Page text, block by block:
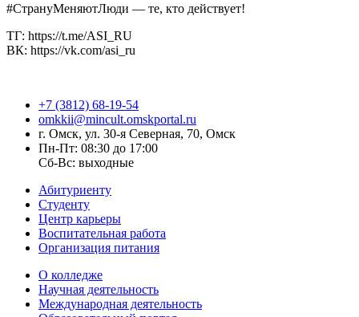
#СтрануМеняютЛюди — те, кто действует!
ТГ: https://t.me/ASI_RU
ВК: https://vk.com/asi_ru
+7 (3812) 68-19-54
omkkii@mincult.omskportal.ru
г. Омск, ул. 30-я Северная, 70, Омск
Пн-Пт: 08:30 до 17:00
Сб-Вс: выходные
Абитуриенту
Студенту
Центр карьеры
Воспитательная работа
Организация питания
О колледже
Научная деятельность
Международная деятельность